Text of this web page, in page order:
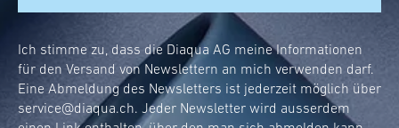
Ich stimme zu, dass die Diaqua AG meine Informationen
für den Versand von Newslettern an mich verwenden darf.
Eine Abmeldung des Newsletters ist jederzeit möglich über
service@diaqua.ch. Jeder Newsletter wird ausserdem